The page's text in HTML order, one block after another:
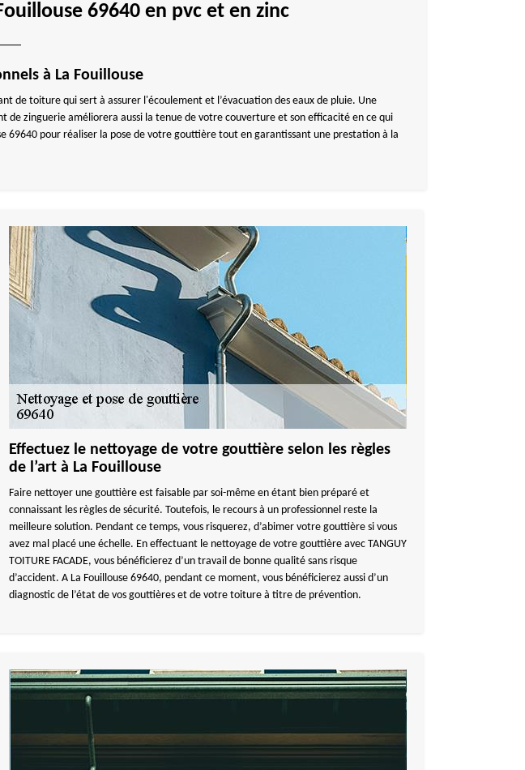
69640 en pvc et en zinc
à La Fouillouse
de toiture qui sert à assurer l'écoulement et l’évacuation des eaux de pluie. Une
zinguerie améliorera aussi la tenue de votre couverture et son efficacité en ce qui
69640 pour réaliser la pose de votre gouttière tout en garantissant une prestation à la
Effectuez le nettoyage de votre gouttière selon les règles
de l’art à La Fouillouse
Faire nettoyer une gouttière est faisable par soi-même en étant bien préparé et
connaissant les règles de sécurité. Toutefois, le recours à un professionnel reste la
meilleure solution. Pendant ce temps, vous risquerez, d’abimer votre gouttière si vous
avez mal placé une échelle. En effectuant le nettoyage de votre gouttière avec TANGUY
TOITURE FACADE, vous bénéficierez d’un travail de bonne qualité sans risque
d’accident. A La Fouillouse 69640, pendant ce moment, vous bénéficierez aussi d’un
diagnostic de l’état de vos gouttières et de votre toiture à titre de prévention.